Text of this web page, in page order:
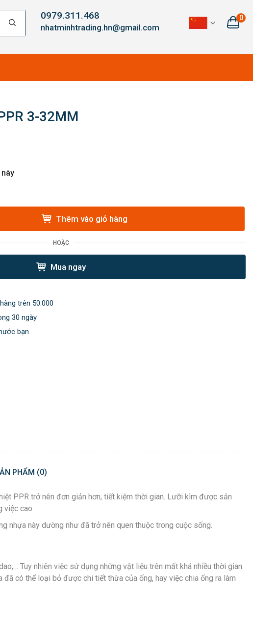
0979.311.468
nhatminhtrading.hn@gmail.com
0
3-32MM
Thêm vào giỏ hàng
HOẶC
Mua ngay
trên 50.000
30 ngày
bạn
PHẨM (0)
PPR trở nên đơn giản hơn, tiết kiệm thời gian. Lưỡi kìm được sản
việc cao
nhựa này dường như đã trở nên quen thuộc trong cuộc sống.
Tuy nhiên việc sử dụng những vật liệu trên mất khá nhiều thời gian.
có thể loại bỏ được chi tiết thừa của ống, hay việc chia ống ra làm